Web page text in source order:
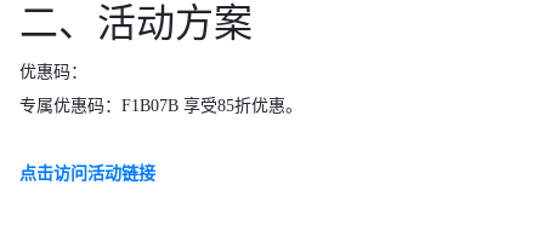
二、活动方案
优惠码：
专属优惠码：F1B07B 享受85折优惠。
点击访问活动链接